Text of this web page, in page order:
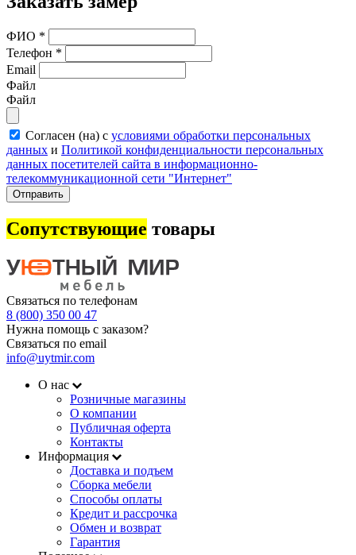
ФИО *
Телефон *
Email
Файл
Файл
Согласен (на) с условиями обработки персональных
данных и Политикой конфиденциальности персональных
данных посетителей сайта в информационно-
телекоммуникационной сети "Интернет"
Отправить
Сопутствующие товары
Связаться по телефонам
8 (800) 350 00 47
Нужна помощь с заказом?
Связаться по email
info@uytmir.com
О нас
Розничные магазины
О компании
Публичная оферта
Контакты
Информация
Доставка и подъем
Сборка мебели
Способы оплаты
Кредит и рассрочка
Обмен и возврат
Гарантия